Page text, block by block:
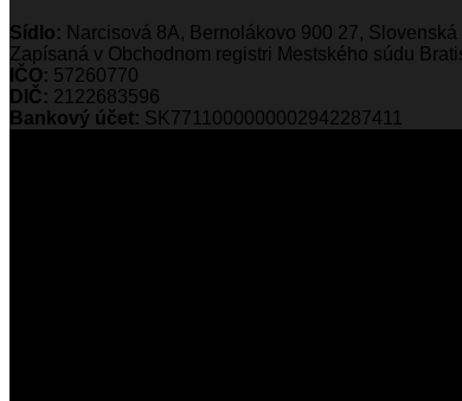
Sídlo: Narcisová 8A, Bernolákovo 900 27,
Zapísaná v Obchodnom registri Mestského súdu
IČO: 57260770
DIČ: 2122683596
Bankový účet: SK7711000000002942287411